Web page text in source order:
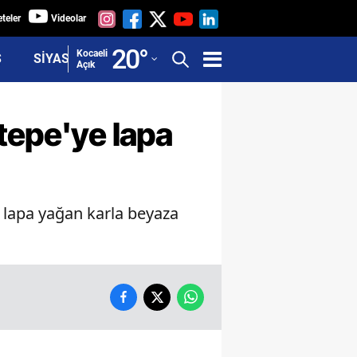
Videolar
SİYASETKocaeli
Açık
20°
Adana
Adıyaman
Ağrı
Ankara
Aydın
lapa
yağan karla beyaza